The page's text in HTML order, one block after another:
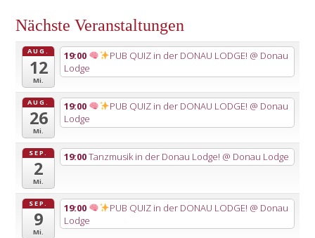
Nächste Veranstaltungen
AUG.
12
Mi.
19:00 PUB QUIZ in der DONAU LODGE! @ Donau
Lodge
AUG.
26
Mi.
19:00 PUB QUIZ in der DONAU LODGE! @ Donau
Lodge
SEP.
2
Mi.
19:00Tanzmusik in der Donau Lodge! @ Donau Lodge
SEP.
9
Mi.
19:00 PUB QUIZ in der DONAU LODGE! @ Donau
Lodge